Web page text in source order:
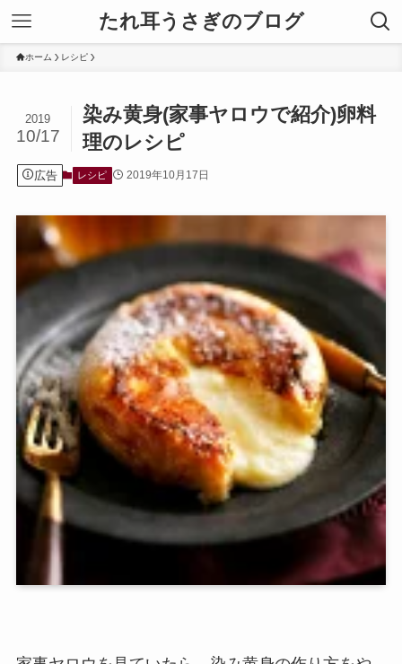
たれ耳うさぎのブログ
ホーム レシピ
染み黄身(家事ヤロウで紹介)卵料
理のレシピ
2019
10/17
広告 レシピ 2019年10月17日